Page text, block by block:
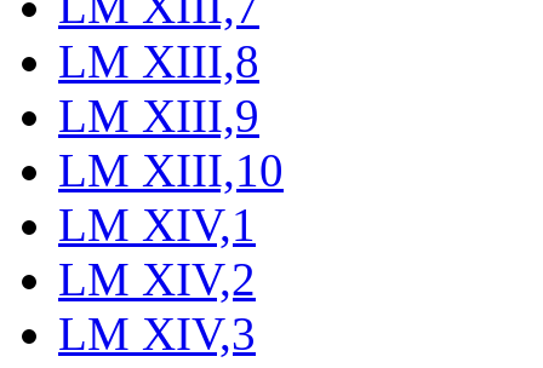
LM XIII,8
LM XIII,9
LM XIII,10
LM XIV,1
LM XIV,2
LM XIV,3